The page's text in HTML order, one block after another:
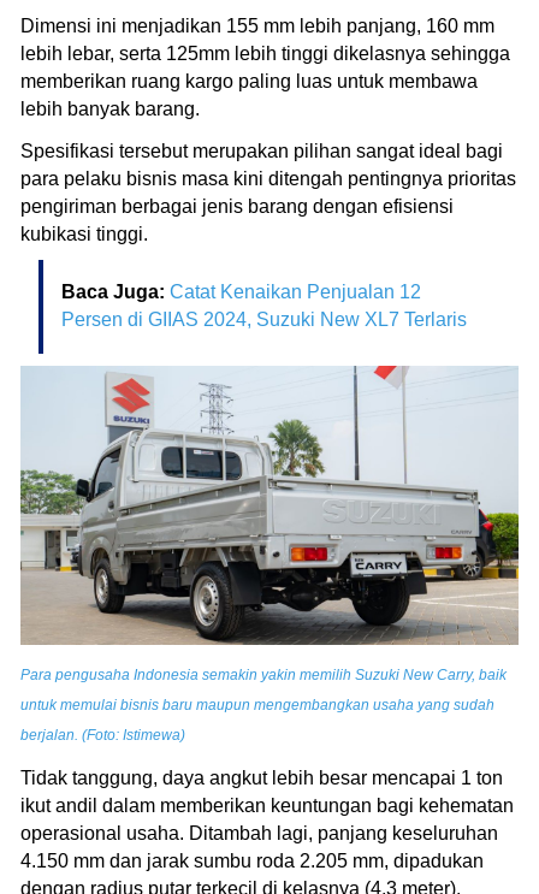
Dimensi ini menjadikan 155 mm lebih panjang, 160 mm
lebih lebar, serta 125mm lebih tinggi dikelasnya sehingga
memberikan ruang kargo paling luas untuk membawa
lebih banyak barang.
Spesifikasi tersebut merupakan pilihan sangat ideal bagi
para pelaku bisnis masa kini ditengah pentingnya prioritas
pengiriman berbagai jenis barang dengan efisiensi
kubikasi tinggi.
Baca Juga: Catat Kenaikan Penjualan 12
Persen di GIIAS 2024, Suzuki New XL7 Terlaris
Para pengusaha Indonesia semakin yakin memilih Suzuki New Carry, baik
untuk memulai bisnis baru maupun mengembangkan usaha yang sudah
berjalan. (Foto: Istimewa)
Tidak tanggung, daya angkut lebih besar mencapai 1 ton
ikut andil dalam memberikan keuntungan bagi kehematan
operasional usaha. Ditambah lagi, panjang keseluruhan
4.150 mm dan jarak sumbu roda 2.205 mm, dipadukan
dengan radius putar terkecil di kelasnya (4,3 meter),